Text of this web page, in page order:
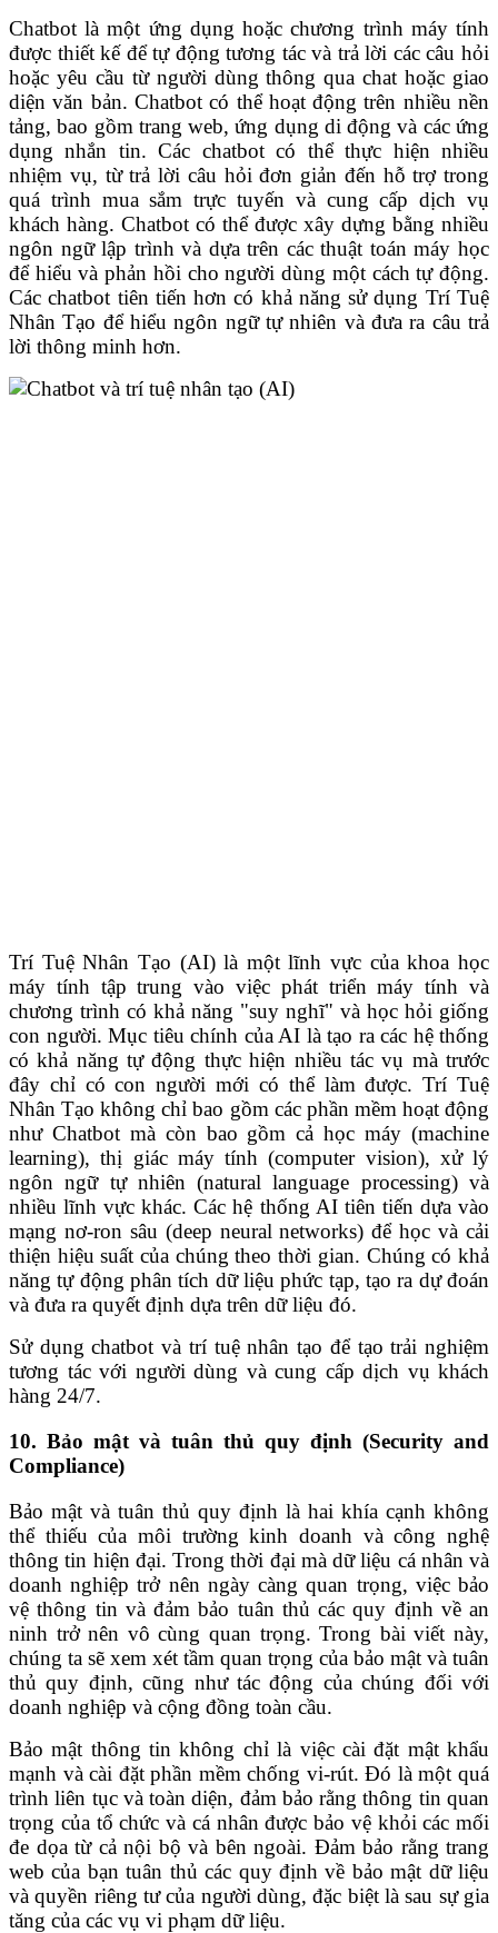
Chatbot là một ứng dụng hoặc chương trình máy tính
được thiết kế để tự động tương tác và trả lời các câu hỏi
hoặc yêu cầu từ người dùng thông qua chat hoặc giao
diện văn bản. Chatbot có thể hoạt động trên nhiều nền
tảng, bao gồm trang web, ứng dụng di động và các ứng
dụng nhắn tin. Các chatbot có thể thực hiện nhiều
nhiệm vụ, từ trả lời câu hỏi đơn giản đến hỗ trợ trong
quá trình mua sắm trực tuyến và cung cấp dịch vụ
khách hàng. Chatbot có thể được xây dựng bằng nhiều
ngôn ngữ lập trình và dựa trên các thuật toán máy học
để hiểu và phản hồi cho người dùng một cách tự động.
Các chatbot tiên tiến hơn có khả năng sử dụng Trí Tuệ
Nhân Tạo để hiểu ngôn ngữ tự nhiên và đưa ra câu trả
lời thông minh hơn.
Trí Tuệ Nhân Tạo (AI) là một lĩnh vực của khoa học
máy tính tập trung vào việc phát triển máy tính và
chương trình có khả năng "suy nghĩ" và học hỏi giống
con người. Mục tiêu chính của AI là tạo ra các hệ thống
có khả năng tự động thực hiện nhiều tác vụ mà trước
đây chỉ có con người mới có thể làm được. Trí Tuệ
Nhân Tạo không chỉ bao gồm các phần mềm hoạt động
như Chatbot mà còn bao gồm cả học máy (machine
learning), thị giác máy tính (computer vision), xử lý
ngôn ngữ tự nhiên (natural language processing) và
nhiều lĩnh vực khác. Các hệ thống AI tiên tiến dựa vào
mạng nơ-ron sâu (deep neural networks) để học và cải
thiện hiệu suất của chúng theo thời gian. Chúng có khả
năng tự động phân tích dữ liệu phức tạp, tạo ra dự đoán
và đưa ra quyết định dựa trên dữ liệu đó.
Sử dụng chatbot và trí tuệ nhân tạo để tạo trải nghiệm
tương tác với người dùng và cung cấp dịch vụ khách
hàng 24/7.
10. Bảo mật và tuân thủ quy định (Security and
Compliance)
Bảo mật và tuân thủ quy định là hai khía cạnh không
thể thiếu của môi trường kinh doanh và công nghệ
thông tin hiện đại. Trong thời đại mà dữ liệu cá nhân và
doanh nghiệp trở nên ngày càng quan trọng, việc bảo
vệ thông tin và đảm bảo tuân thủ các quy định về an
ninh trở nên vô cùng quan trọng. Trong bài viết này,
chúng ta sẽ xem xét tầm quan trọng của bảo mật và tuân
thủ quy định, cũng như tác động của chúng đối với
doanh nghiệp và cộng đồng toàn cầu.
Bảo mật thông tin không chỉ là việc cài đặt mật khẩu
mạnh và cài đặt phần mềm chống vi-rút. Đó là một quá
trình liên tục và toàn diện, đảm bảo rằng thông tin quan
trọng của tổ chức và cá nhân được bảo vệ khỏi các mối
đe dọa từ cả nội bộ và bên ngoài. Đảm bảo rằng trang
web của bạn tuân thủ các quy định về bảo mật dữ liệu
và quyền riêng tư của người dùng, đặc biệt là sau sự gia
tăng của các vụ vi phạm dữ liệu.